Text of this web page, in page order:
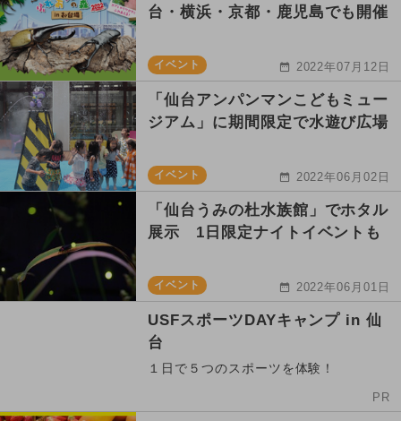
台・横浜・京都・鹿児島でも開催
イベント 2022年07月12日
「仙台アンパンマンこどもミュー
ジアム」に期間限定で水遊び広場
イベント 2022年06月02日
「仙台うみの杜水族館」でホタル
展示 1日限定ナイトイベントも
イベント 2022年06月01日
USFスポーツDAYキャンプ in 仙
台
１日で５つのスポーツを体験！
PR